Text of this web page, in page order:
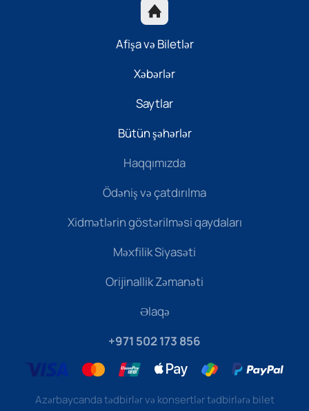
Afişa və Biletlər
Xəbərlər
Saytlar
Bütün şəhərlər
Haqqımızda
Ödəniş və çatdırılma
Xidmətlərin göstərilməsi qaydaları
Məxfilik Siyasəti
Orijinallik Zəmanəti
Əlaqə
+971 502 173 856
Azərbaycanda tədbirlər və konsertlər tədbirlərə bilet